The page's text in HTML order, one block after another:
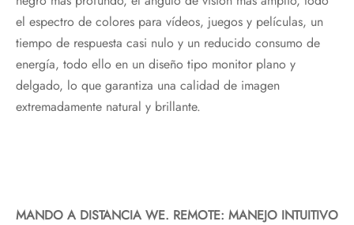
el espectro de colores para vídeos, juegos y películas, un
tiempo de respuesta casi nulo y un reducido consumo de
energía, todo ello en un diseño tipo monitor plano y
delgado, lo que garantiza una calidad de imagen
extremadamente natural y brillante.
MANDO A DISTANCIA WE. REMOTE: MANEJO INTUITIVO